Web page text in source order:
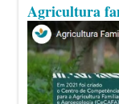
Agricultura